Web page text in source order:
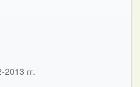
2013 гг.